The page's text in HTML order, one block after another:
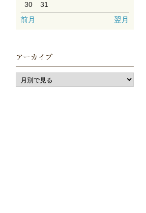
30
31
前月 翌月
アーカイブ